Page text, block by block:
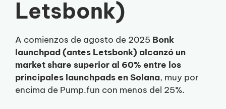
Letsbonk)
A comienzos de agosto de 2025 Bonk
launchpad (antes Letsbonk) alcanzó un
market share superior al 60% entre los
principales launchpads en Solana, muy por
encima de Pump.fun con menos del 25%.